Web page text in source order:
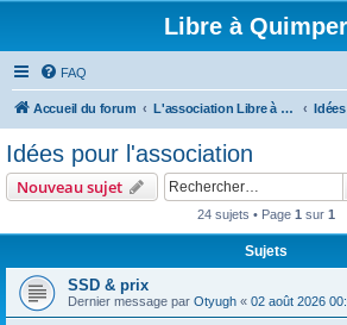
Libre à
FAQ
Accueil du forum L'association Libre à Quimperlé
Idées pour l'association
Nouveau sujet
24 sujets • Page 1 sur 1
Sujets
SSD & prix
Dernier message par Otyugh « 02 août 2026